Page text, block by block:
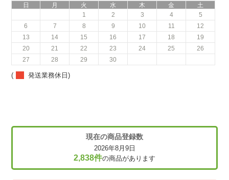
日
月 火 水 木 金
土
1
2 3 4
5
6
7 8 9 10 11
12
13
14 15 16 17 18
19
20
21 22 23 24 25
26
27
28 29 30
( 発送業務休日)
現在の商品登録数
2026年8月9日
2,838件の商品があります